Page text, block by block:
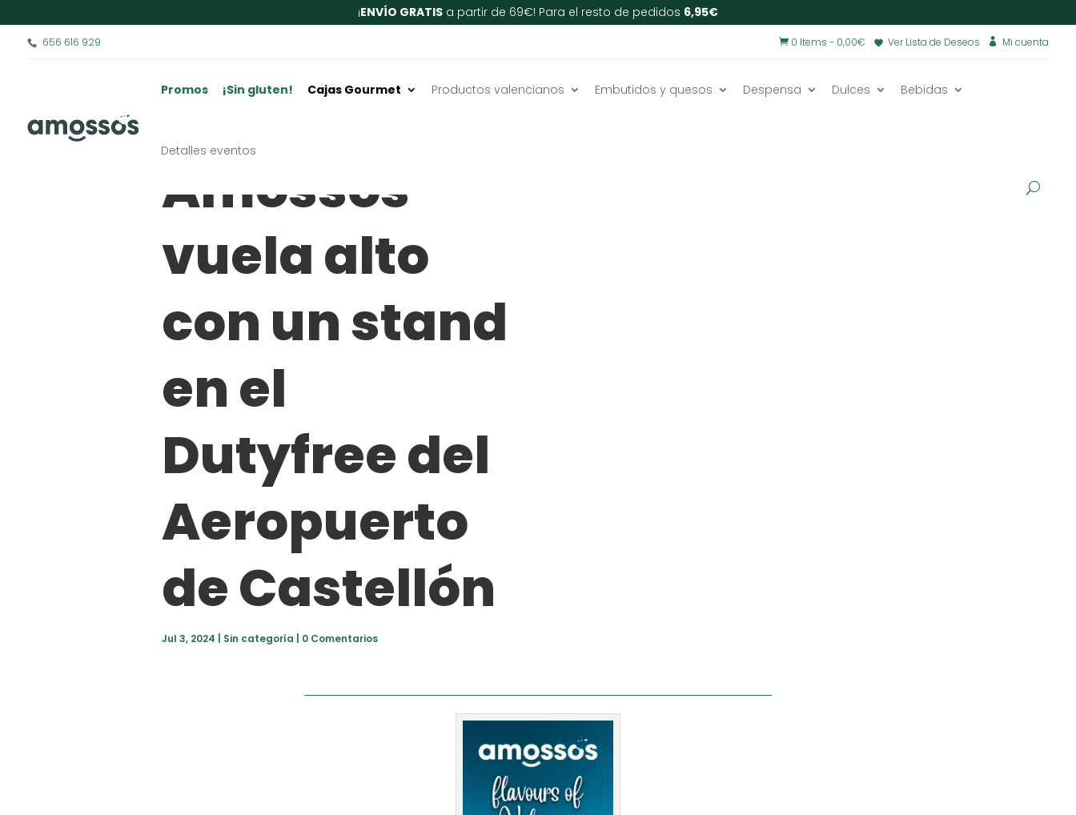
¡ENVÍO GRATIS a partir de 69€! Para el resto de pedidos 6,95€
656 616 929  Mi cuenta
Ver Lista de Deseos
 0 Items - 0,00€
Promos ¡Sin gluten! Cajas Gourmet Productos valencianos Embutidos y quesos Despensa Dulces Bebidas
Detalles eventos
Amossos
vuela alto
con un stand
en el
Dutyfree del
Aeropuerto
de Castellón
Jul 3, 2024 Sin categoría 0 Comentarios